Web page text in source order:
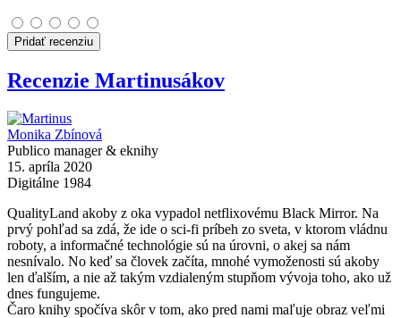
Pridať recenziu
Recenzie Martinusákov
Monika Zbínová
Publico manager & eknihy
15. apríla 2020
Digitálne 1984
QualityLand akoby z oka vypadol netflixovému Black Mirror. Na
prvý pohľad sa zdá, že ide o sci-fi príbeh zo sveta, v ktorom vládnu
roboty, a informačné technológie sú na úrovni, o akej sa nám
nesnívalo. No keď sa človek začíta, mnohé vymoženosti sú akoby
len ďalším, a nie až takým vzdialeným stupňom vývoja toho, ako už
dnes fungujeme.
Čaro knihy spočíva skôr v tom, ako pred nami maľuje obraz veľmi